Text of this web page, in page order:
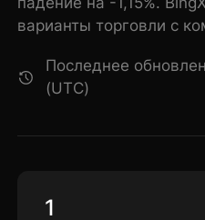
варианты торговли с
Последнее
(UTC)